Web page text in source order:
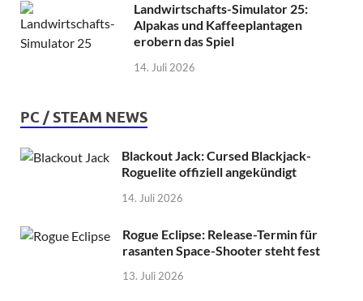
Landwirtschafts-Simulator 25:
Alpakas und Kaffeeplantagen
erobern das Spiel
14. Juli 2026
PC / STEAM NEWS
Blackout Jack: Cursed Blackjack-
Roguelite offiziell angekündigt
14. Juli 2026
Rogue Eclipse: Release-Termin für
rasanten Space-Shooter steht fest
13. Juli 2026